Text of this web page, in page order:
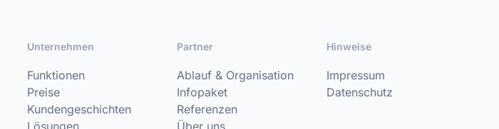
Unternehmen
Funktionen
Preise
Kundengeschichten
Lösungen
Partner
Ablauf & Organisation
Infopaket
Referenzen
Über uns
Hinweise
Impressum
Datenschutz